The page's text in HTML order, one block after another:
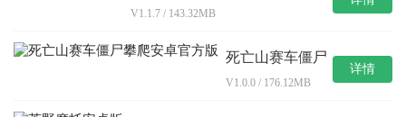
V1.1.7 / 143.32MB
死亡山赛车僵尸
V1.0.0 / 176.12MB
详情